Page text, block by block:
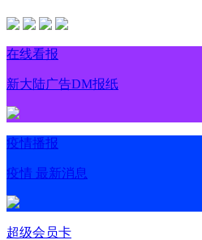
在线看报
新大陆广告DM报纸
疫情播报
疫情 最新消息
超级会员卡